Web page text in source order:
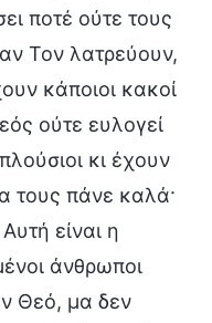
ποτέ ούτε τους
Τον λατρεύουν,
κάποιοι κακοί
ούτε ευλογεί
κι έχουν
τους πάνε καλά·
είναι η
άνθρωποι
Θεό, μα δεν